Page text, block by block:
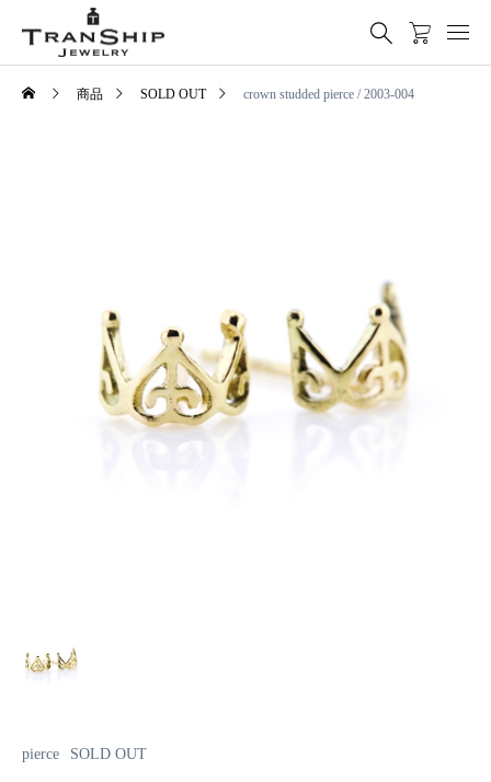
商品 SOLD OUT crown studded pierce / 2003-004
pierce SOLD OUT